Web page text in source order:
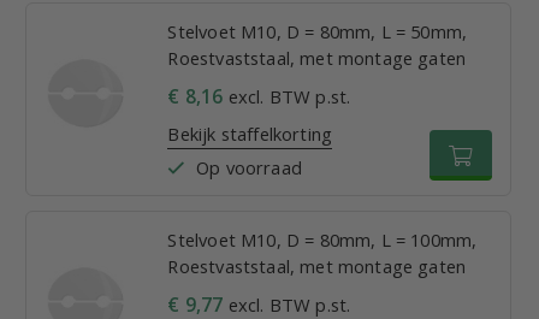
Stelvoet M10, D = 80mm, L = 50mm,
Roestvaststaal, met montage gaten
€ 8,16 excl. BTW p.st.
Bekijk staffelkorting
Op voorraad
Stelvoet M10, D = 80mm, L = 100mm,
Roestvaststaal, met montage gaten
€ 9,77 excl. BTW p.st.